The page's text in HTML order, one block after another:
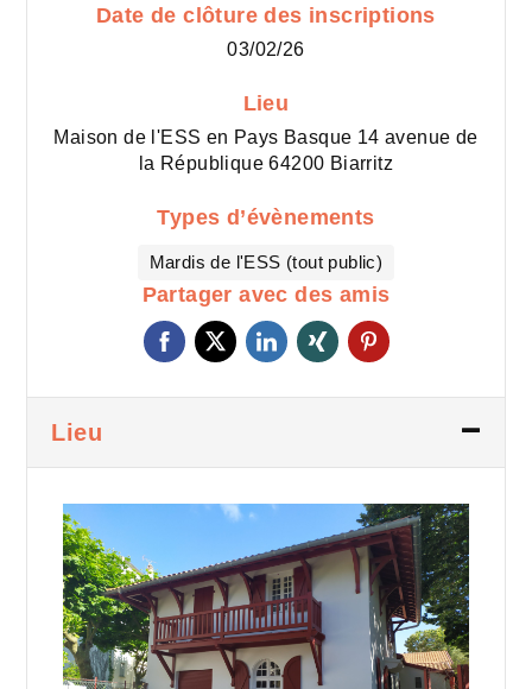
Date de clôture des inscriptions
03/02/26
Lieu
Maison de l'ESS en Pays Basque 14 avenue de
la République 64200 Biarritz
Types d’évènements
Mardis de l'ESS (tout public)
Partager avec des amis
Lieu